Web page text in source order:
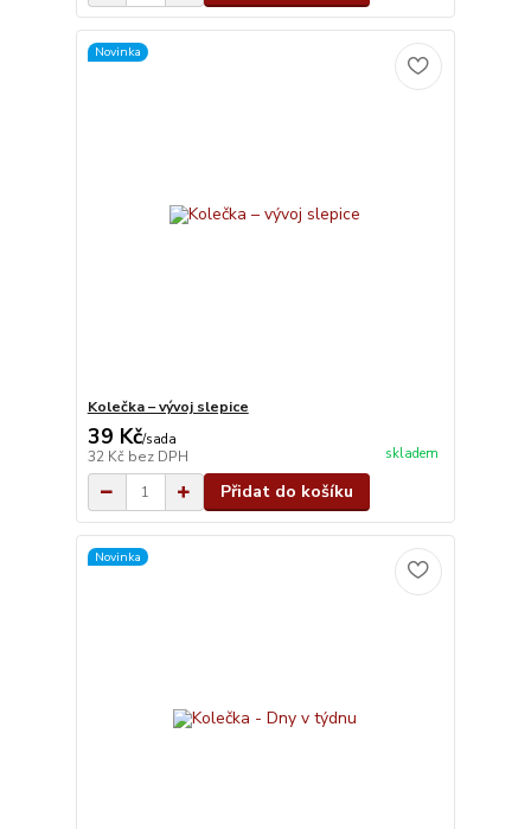
Novinka
Kolečka – vývoj slepice
39 Kč/sada
32 Kč bez DPH skladem
Přidat do košíku
Novinka